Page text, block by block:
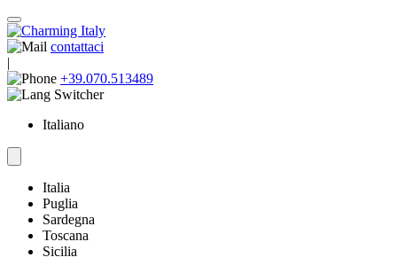
contattaci
|
+39.070.513489
Italiano
Italia
Puglia
Sardegna
Toscana
Sicilia